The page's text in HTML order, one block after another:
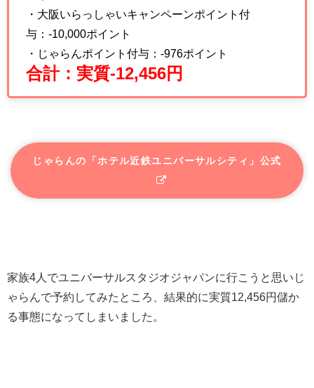
・大阪いらっしゃいキャンペーンポイント付
与：-10,000ポイント
・じゃらんポイント付与：-976ポイント
合計：実質-12,456円
じゃらんの「ホテル近鉄ユニバーサルシティ」公式
家族4人でユニバーサルスタジオジャパンに行こうと思いじ
ゃらんで予約してみたところ、結果的に実質12,456円儲か
る事態になってしまいました。